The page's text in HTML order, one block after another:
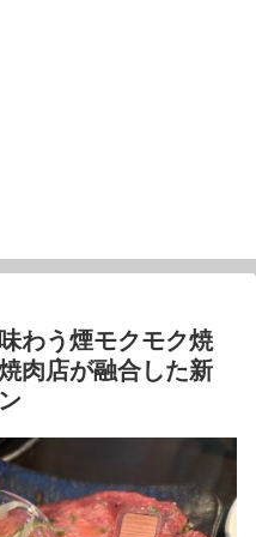
わう煙モクモク焼
肉店が融合した新